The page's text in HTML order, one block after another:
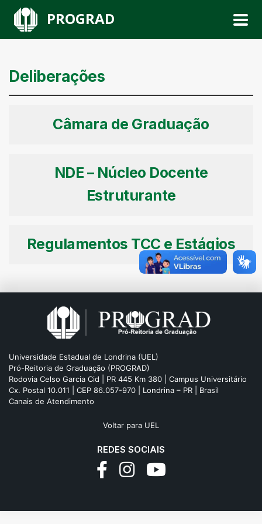
PROGRAD
Deliberações
Câmara de Graduação
NDE – Núcleo Docente
Estruturante
Regulamentos TCC e Estágios
Universidade Estadual de Londrina (UEL)
Pró-Reitoria de Graduação (PROGRAD)
Rodovia Celso Garcia Cid | PR 445 Km 380 | Campus Universitário
Cx. Postal 10.011 | CEP 86.057-970 | Londrina – PR | Brasil
Canais de Atendimento
Voltar para UEL
REDES SOCIAIS